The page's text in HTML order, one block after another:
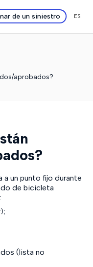
de un siniestro ES
aprobados?
a un punto fijo durante
de bicicleta
(lista no